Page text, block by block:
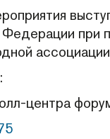
при
центра